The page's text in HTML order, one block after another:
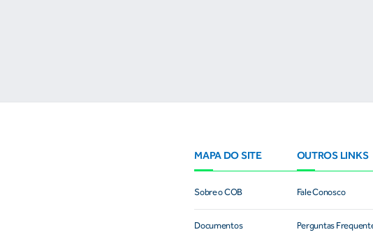
MAPA DO SITE
Sobre o COB
Documentos
OUTROS LINKS
Fale Conosco
Perguntas